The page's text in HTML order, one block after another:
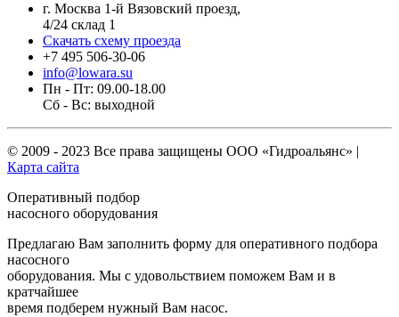
г. Москва 1-й Вязовский проезд,
4/24 склад 1
Скачать схему проезда
+7 495 506-30-06
info@lowara.su
Пн - Пт: 09.00-18.00
Сб - Вс: выходной
© 2009 - 2023 Все права защищены ООО «Гидроальянс» |
Карта сайта
Оперативный подбор
насосного оборудования
Предлагаю Вам заполнить форму для оперативного подбора
насосного
оборудования. Мы с удовольствием поможем Вам и в
кратчайшее
время подберем нужный Вам насос.